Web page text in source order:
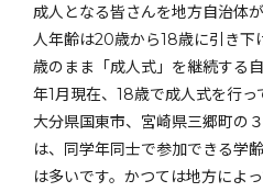
成人となる皆さんを地方自治体
人年齢は20歳から18歳に引き下
歳のまま「成人式」を継続する
年1月現在、18歳で成人式を行っ
大分県国東市、宮崎県三郷町の
は、同学年同士で参加できる学
は多いです。かつては地方によ